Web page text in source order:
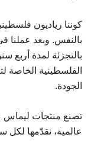
كوننا رياديون
بالنفس. وبعد عملنا
بالتجزئة لمدة أربع
الفلسطينية الخاصة
الجودة.
تصنع منتجات ليماس
عالمية، نقدّمها لكل